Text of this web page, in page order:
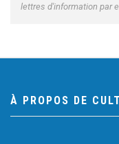
lettres d'information par
À PROPOS DE